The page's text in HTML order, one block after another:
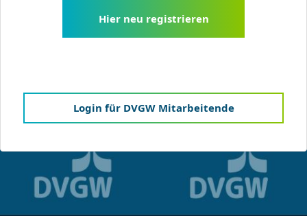
Hier neu registrieren
Login für DVGW Mitarbeitende